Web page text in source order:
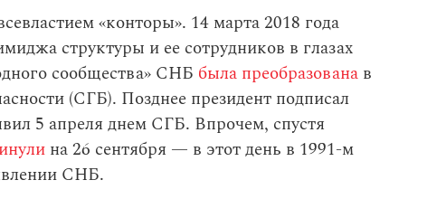
«конторы». 14 марта 2018 года
структуры и ее сотрудников в глазах
сообщества» СНБ была преобразована в
(СГБ). Позднее президент подписал
5 апреля днем СГБ. Впрочем, спустя
на 26 сентября — в этот день в 1991-м
СНБ.